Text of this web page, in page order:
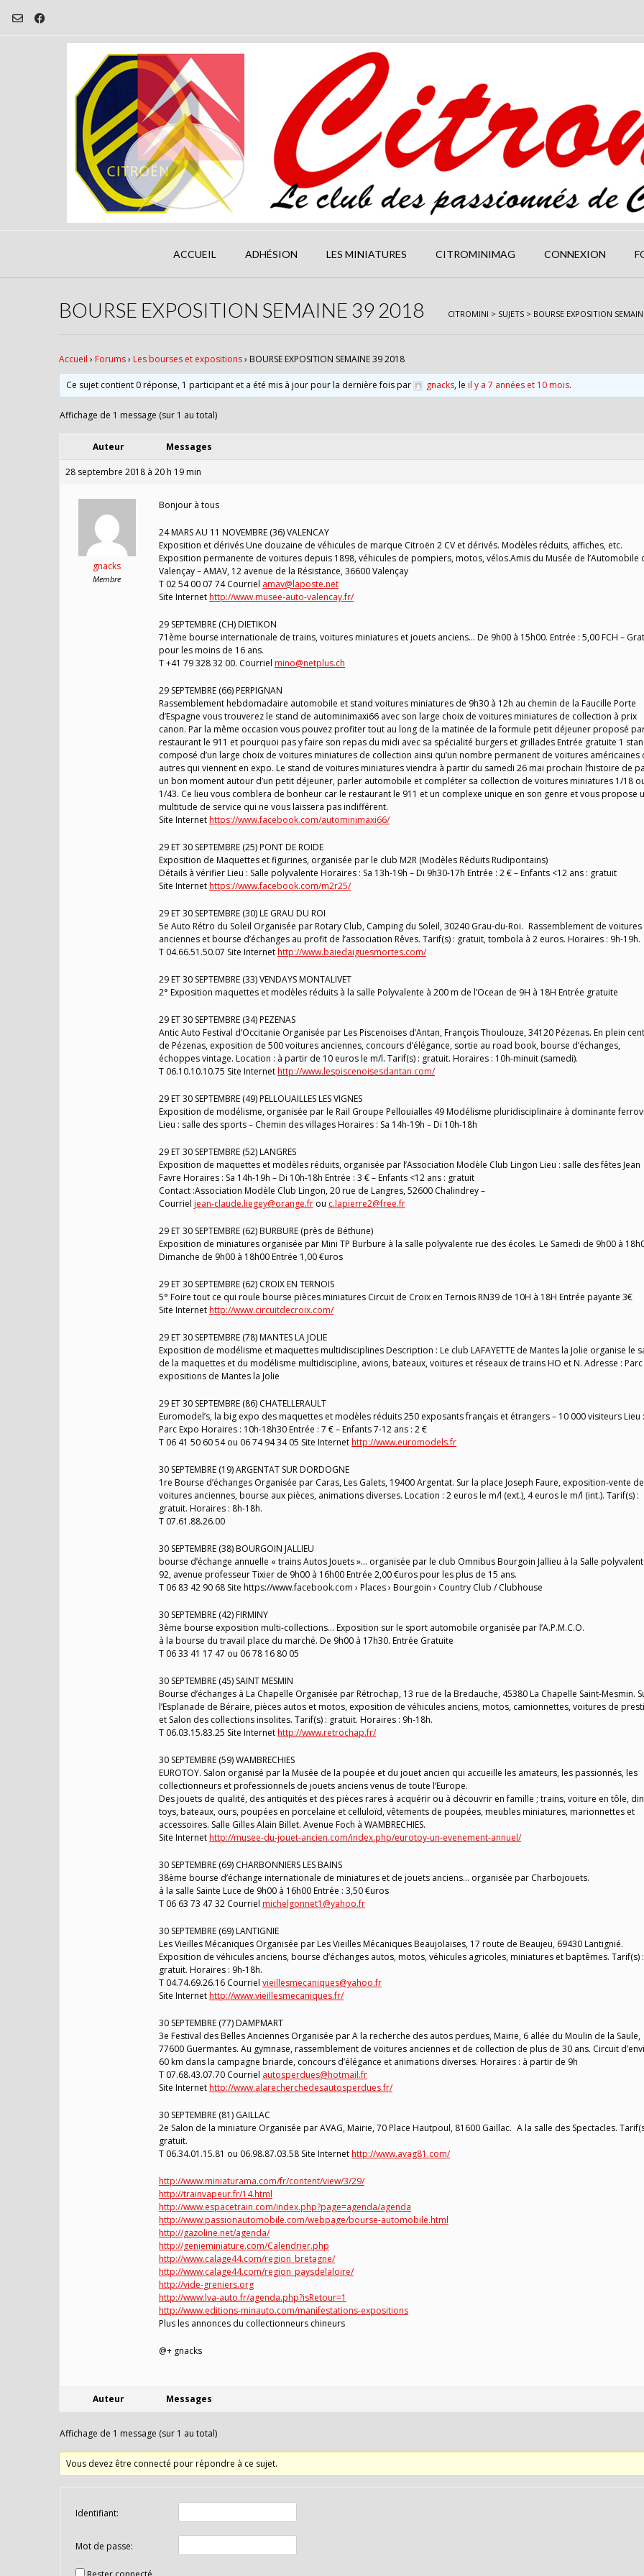
ACCUEIL ADHÉSION LES MINIATURES CITROMINIMAG CONNEXION
BOURSE EXPOSITION SEMAINE 39 2018 CITROMINI > SUJETS > BOURSE EXPOSITION
Accueil › Forums› Les bourses et expositions› BOURSE EXPOSITION SEMAINE 39 2018
Ce sujet contient 0 réponse, 1 participant et a été mis à jour pour la dernière fois par gnacks, leil y a 7 années et 10 mois.
Affichage de 1 message (sur 1 au total)
Auteur Messages
28 septembre 2018 à 20 h 19 min
gnacks
Membre
Bonjour à tous
24 MARS AU 11 NOVEMBRE (36) VALENCAY
Exposition et dérivés Une douzaine de véhicules de marque Citroën 2 CV et dérivés. Modèles réduits, affiches, etc.
Exposition permanente de voitures depuis 1898, véhicules de pompiers, motos, vélos.Amis du Musée de l’Automobile
Valençay – AMAV, 12 avenue de la Résistance, 36600 Valençay
T 02 54 00 07 74 Courriel amav@laposte.net
Site Internethttp://www.musee-auto-valencay.fr/
29 SEPTEMBRE (CH) DIETIKON
71ème bourse internationale de trains, voitures miniatures et jouets anciens… De 9h00 à 15h00. Entrée : 5,00 FCH –
pour les moins de 16 ans.
T +41 79 328 32 00. Courriel mino@netplus.ch
29 SEPTEMBRE (66) PERPIGNAN
Rassemblement hebdomadaire automobile et stand voitures miniatures de 9h30 à 12h au chemin de la Faucille Porte
d’Espagne vous trouverez le stand de autominimaxi66 avec son large choix de voitures miniatures de collection à prix
canon. Par la même occasion vous pouvez profiter tout au long de la matinée de la formule petit déjeuner proposé
restaurant le 911 et pourquoi pas y faire son repas du midi avec sa spécialité burgers et grillades Entrée gratuite 1
composé d’un large choix de voitures miniatures de collection ainsi qu’un nombre permanent de voitures américaines
autres qui viennent en expo. Le stand de voitures miniatures viendra à partir du samedi 26 mai prochain l’histoire de
un bon moment autour d’un petit déjeuner, parler automobile et compléter sa collection de voitures miniatures 1/18
1/43. Ce lieu vous comblera de bonheur car le restaurant le 911 et un complexe unique en son genre et vous propose
multitude de service qui ne vous laissera pas indifférent.
Site Internethttps://www.facebook.com/autominimaxi66/
29 ET 30 SEPTEMBRE (25) PONT DE ROIDE
Exposition de Maquettes et figurines, organisée par le club M2R (Modèles Réduits Rudipontains)
Détails à vérifier Lieu : Salle polyvalente Horaires : Sa 13h-19h – Di 9h30-17h Entrée : 2 € – Enfants <12 ans : gratuit
Site Internethttps://www.facebook.com/m2r25/
29 ET 30 SEPTEMBRE (30) LE GRAU DU ROI
5e Auto Rétro du Soleil Organisée par Rotary Club, Camping du Soleil, 30240 Grau-du-Roi. Rassemblement de voitures
anciennes et bourse d’échanges au profit de l’association Rêves. Tarif(s) : gratuit, tombola à 2 euros. Horaires : 9h-19h.
T 04.66.51.50.07 Site Internethttp://www.baiedaiguesmortes.com/
29 ET 30 SEPTEMBRE (33) VENDAYS MONTALIVET
2° Exposition maquettes et modèles réduits à la salle Polyvalente à 200 m de l’Ocean de 9H à 18H Entrée gratuite
29 ET 30 SEPTEMBRE (34) PEZENAS
Antic Auto Festival d’Occitanie Organisée par Les Piscenoises d’Antan, François Thoulouze, 34120 Pézenas. En plein
de Pézenas, exposition de 500 voitures anciennes, concours d’élégance, sortie au road book, bourse d’échanges,
échoppes vintage. Location : à partir de 10 euros le m/l. Tarif(s) : gratuit. Horaires : 10h-minuit (samedi).
T 06.10.10.10.75 Site Internethttp://www.lespiscenoisesdantan.com/
29 ET 30 SEPTEMBRE (49) PELLOUAILLES LES VIGNES
Exposition de modélisme, organisée par le Rail Groupe Pellouialles 49 Modélisme pluridisciplinaire à dominante
Lieu : salle des sports – Chemin des villages Horaires : Sa 14h-19h – Di 10h-18h
29 ET 30 SEPTEMBRE (52) LANGRES
Exposition de maquettes et modèles réduits, organisée par l’Association Modèle Club Lingon Lieu : salle des fêtes Jean
Favre Horaires : Sa 14h-19h – Di 10h-18h Entrée : 3 € – Enfants <12 ans : gratuit
Contact :Association Modèle Club Lingon, 20 rue de Langres, 52600 Chalindrey –
Courriel jean-claude.liegey@orange.fr ou c.lapierre2@free.fr
29 ET 30 SEPTEMBRE (62) BURBURE (près de Béthune)
Exposition de miniatures organisée par Mini TP Burbure à la salle polyvalente rue des écoles. Le Samedi de 9h00 à
Dimanche de 9h00 à 18h00 Entrée 1,00 €uros
29 ET 30 SEPTEMBRE (62) CROIX EN TERNOIS
5° Foire tout ce qui roule bourse pièces miniatures Circuit de Croix en Ternois RN39 de 10H à 18H Entrée payante 3€
Site Internethttp://www.circuitdecroix.com/
29 ET 30 SEPTEMBRE (78) MANTES LA JOLIE
Exposition de modélisme et maquettes multidisciplines Description : Le club LAFAYETTE de Mantes la Jolie organise le
de la maquettes et du modélisme multidiscipline, avions, bateaux, voitures et réseaux de trains HO et N. Adresse :
expositions de Mantes la Jolie
29 ET 30 SEPTEMBRE (86) CHATELLERAULT
Euromodel’s, la big expo des maquettes et modèles réduits 250 exposants français et étrangers – 10 000 visiteurs Lieu :
Parc Expo Horaires : 10h-18h30 Entrée : 7 € – Enfants 7-12 ans : 2 €
T 06 41 50 60 54 ou 06 74 94 34 05 Site Internethttp://www.euromodels.fr
30 SEPTEMBRE (19) ARGENTAT SUR DORDOGNE
1re Bourse d’échanges Organisée par Caras, Les Galets, 19400 Argentat. Sur la place Joseph Faure, exposition-vente de
voitures anciennes, bourse aux pièces, animations diverses. Location : 2 euros le m/l (ext.), 4 euros le m/l (int.). Tarif(s) :
gratuit. Horaires : 8h-18h.
T 07.61.88.26.00
30 SEPTEMBRE (38) BOURGOIN JALLIEU
bourse d’échange annuelle « trains Autos Jouets »… organisée par le club Omnibus Bourgoin Jallieu à la Salle
92, avenue professeur Tixier de 9h00 à 16h00 Entrée 2,00 €uros pour les plus de 15 ans.
T 06 83 42 90 68 Site https://www.facebook.com › Places › Bourgoin › Country Club / Clubhouse
30 SEPTEMBRE (42) FIRMINY
3ème bourse exposition multi-collections… Exposition sur le sport automobile organisée par l’A.P.M.C.O.
à la bourse du travail place du marché. De 9h00 à 17h30. Entrée Gratuite
T 06 33 41 17 47 ou 06 78 16 80 05
30 SEPTEMBRE (45) SAINT MESMIN
Bourse d’échanges à La Chapelle Organisée par Rétrochap, 13 rue de la Bredauche, 45380 La Chapelle Saint-Mesmin.
l’Esplanade de Béraire, pièces autos et motos, exposition de véhicules anciens, motos, camionnettes, voitures de
et Salon des collections insolites. Tarif(s) : gratuit. Horaires : 9h-18h.
T 06.03.15.83.25 Site Internethttp://www.retrochap.fr/
30 SEPTEMBRE (59) WAMBRECHIES
EUROTOY. Salon organisé par la Musée de la poupée et du jouet ancien qui accueille les amateurs, les passionnés, les
collectionneurs et professionnels de jouets anciens venus de toute l’Europe.
Des jouets de qualité, des antiquités et des pièces rares à acquérir ou à découvrir en famille ; trains, voiture en tôle,
toys, bateaux, ours, poupées en porcelaine et celluloïd, vêtements de poupées, meubles miniatures, marionnettes et
accessoires. Salle Gilles Alain Billet. Avenue Foch à WAMBRECHIES.
Site Internethttp://musee-du-jouet-ancien.com/index.php/eurotoy-un-evenement-annuel/
30 SEPTEMBRE (69) CHARBONNIERS LES BAINS
38ème bourse d’échange internationale de miniatures et de jouets anciens… organisée par Charbojouets.
à la salle Sainte Luce de 9h00 à 16h00 Entrée : 3,50 €uros
T 06 63 73 47 32 Courriel michelgonnet1@yahoo.fr
30 SEPTEMBRE (69) LANTIGNIE
Les Vieilles Mécaniques Organisée par Les Vieilles Mécaniques Beaujolaises, 17 route de Beaujeu, 69430 Lantignié.
Exposition de véhicules anciens, bourse d’échanges autos, motos, véhicules agricoles, miniatures et baptêmes. Tarif(s) :
gratuit. Horaires : 9h-18h.
T 04.74.69.26.16 Courriel vieillesmecaniques@yahoo.fr
Site Internethttp://www.vieillesmecaniques.fr/
30 SEPTEMBRE (77) DAMPMART
3e Festival des Belles Anciennes Organisée par A la recherche des autos perdues, Mairie, 6 allée du Moulin de la Saule,
77600 Guermantes. Au gymnase, rassemblement de voitures anciennes et de collection de plus de 30 ans. Circuit
60 km dans la campagne briarde, concours d’élégance et animations diverses. Horaires : à partir de 9h
T 07.68.43.07.70 Courriel autosperdues@hotmail.fr
Site Internethttp://www.alarecherchedesautosperdues.fr/
30 SEPTEMBRE (81) GAILLAC
2e Salon de la miniature Organisée par AVAG, Mairie, 70 Place Hautpoul, 81600 Gaillac. A la salle des Spectacles.
gratuit.
T 06.34.01.15.81 ou 06.98.87.03.58 Site Internethttp://www.avag81.com/
http://www.miniaturama.com/fr/content/view/3/29/
http://trainvapeur.fr/14.html
http://www.espacetrain.com/index.php?page=agenda/agenda
http://www.passionautomobile.com/webpage/bourse-automobile.html
http://gazoline.net/agenda/
http://genieminiature.com/Calendrier.php
http://www.calage44.com/region_bretagne/
http://www.calage44.com/region_paysdelaloire/
http://vide-greniers.org
http://www.lva-auto.fr/agenda.php?isRetour=1
http://www.editions-minauto.com/manifestations-expositions
Plus les annonces du collectionneurs chineurs
@+ gnacks
Auteur Messages
Affichage de 1 message (sur 1 au total)
Vous devez être connecté pour répondre à ce sujet.
Identifiant:
Mot de passe: